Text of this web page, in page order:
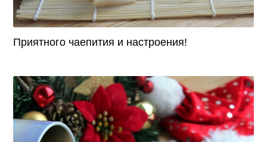
Приятного чаепития и настроения!